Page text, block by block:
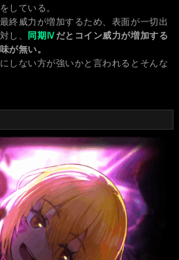
している。
終威力が増加するため、表面が一切出
し、
同期Ⅳ だとコイン威力が増加する
が無い。
にしない方が強いかと言われるとそんな